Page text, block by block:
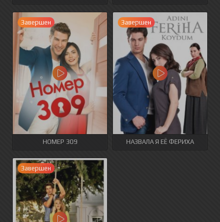
Завершен
НОМЕР 309
Завершен
НАЗВАЛА Я ЕЁ ФЕРИХА
Завершен